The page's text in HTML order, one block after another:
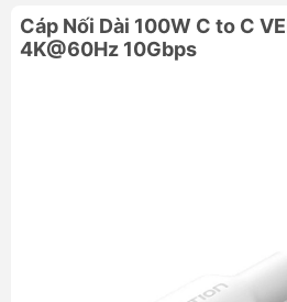
Cáp Nối Dài 100W C to C
4K@60Hz 10Gbps